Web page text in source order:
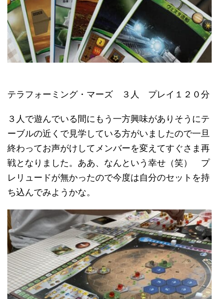
テラフォーミング・マーズ ３人 プレイ１２０分
３人で遊んでいる間にもう一方興味がありそうにテ
ーブルの近くで見学している方がいましたので一旦
終わってお声がけしてメンバーを変えてすぐさま再
戦となりました。ああ、なんという幸せ（笑） プ
レリュードが無かったので今度は自分のセットを持
ち込んでみようかな。